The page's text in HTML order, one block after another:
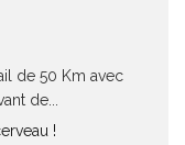
de 50 Km avec
de...
!